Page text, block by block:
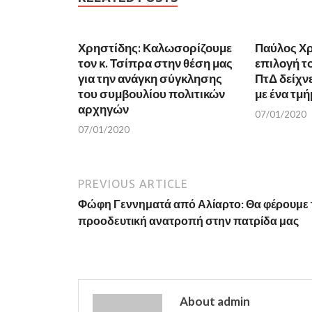
o
p
e
n
s
n
n
e
w
w
)
r
e
n
s
i
n
n
e
w
i
Χρηστίδης: Καλωσορίζουμε
τον κ. Τσίπρα στην θέση μας
για την ανάγκη σύγκλησης
του συμβουλίου πολιτικών
αρχηγών
07/01/2020
Παύλος
επιλογή
ΠτΔ
με ένα
07/01/2020
PREVIOUS ARTICLE
Φώφη Γεννηματά από Αλίαρτο: Θα φέρουμε
προοδευτική ανατροπή στην πατρίδα μας
About admin